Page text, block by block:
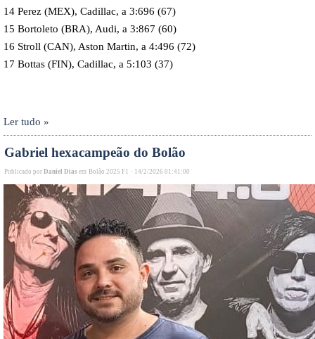
14 Perez (MEX), Cadillac, a 3:696 (67)
15 Bortoleto (BRA), Audi, a 3:867 (60)
16 Stroll (CAN), Aston Martin, a 4:496 (72)
17 Bottas (FIN), Cadillac, a 5:103 (37)
Ler tudo »
Gabriel hexacampeão do Bolão
Publicado por Daniel Dias em Bolão 2025 F1 · 14/2/2026 01:41:00